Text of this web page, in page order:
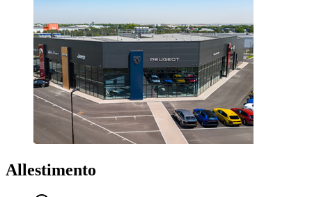
Allestimento